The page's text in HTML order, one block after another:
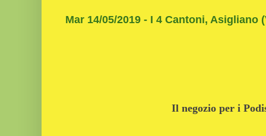
Mar 14/05/2019 - I 4 Cantoni, Asigliano
Il negozio per i